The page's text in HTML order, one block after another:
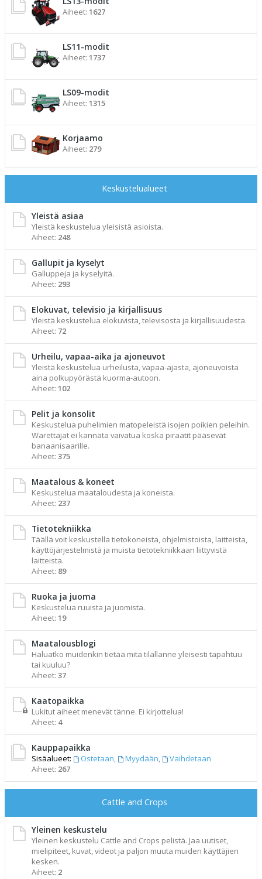
Aiheet: 1627
LS11-modit
Aiheet: 1737
LS09-modit
Aiheet: 1315
Korjaamo
Aiheet: 279
Keskustelualueet
Yleistä asiaa
Yleistä keskustelua yleisistä asioista.
Aiheet: 248
Gallupit ja kyselyt
Galluppeja ja kyselyitä.
Aiheet: 293
Elokuvat, televisio ja kirjallisuus
Yleistä keskustelua elokuvista, televisosta ja kirjallisuudesta.
Aiheet: 72
Urheilu, vapaa-aika ja ajoneuvot
Yleistä keskustelua urheilusta, vapaa-ajasta, ajoneuvoista
aina polkupyörästä kuorma-autoon.
Aiheet: 102
Pelit ja konsolit
Keskustelua puhelimien matopeleistä isojen poikien peleihin.
Warettajat ei kannata vaivatua koska piraatit pääsevät
banaanisaarille.
Aiheet: 375
Maatalous & koneet
Keskustelua maataloudesta ja koneista.
Aiheet: 237
Tietotekniikka
Täällä voit keskustella tietokoneista, ohjelmistoista, laitteista,
käyttöjärjestelmistä ja muista tietotekniikkaan liittyvistä
laitteista.
Aiheet: 89
Ruoka ja juoma
Keskustelua ruuista ja juomista.
Aiheet: 19
Maatalousblogi
Haluatko muidenkin tietää mitä tilallanne yleisesti tapahtuu
tai kuuluu?
Aiheet: 37
Kaatopaikka
Lukitut aiheet menevät tänne. Ei kirjottelua!
Aiheet: 4
Kauppapaikka
Sisäalueet: Ostetaan, Myydään,
Vaihdetaan
Aiheet: 267
Cattle and Crops
Yleinen keskustelu
Yleinen keskustelu Cattle and Crops pelistä. Jaa uutiset,
mielipiteet, kuvat, videot ja paljon muuta muiden käyttäjien
kesken.
Aiheet: 2